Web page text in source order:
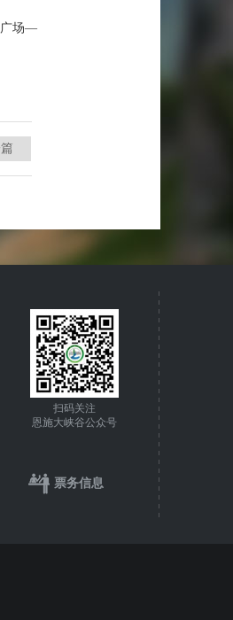
广场—
扫码关注
恩施大峡谷公众号
票务信息